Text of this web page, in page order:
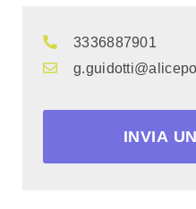
3336887901
INVIA